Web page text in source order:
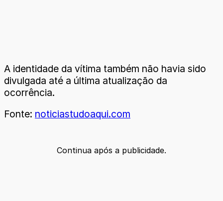
A identidade da vítima também não havia sido
divulgada até a última atualização da
ocorrência.
Fonte: noticiastudoaqui.com
Continua após a publicidade.